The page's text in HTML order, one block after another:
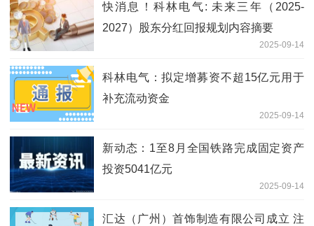
快消息！科林电气: 未来三年（2025-
2027）股东分红回报规划内容摘要
2025-09-14
科林电气：拟定增募资不超15亿元用于
补充流动资金
2025-09-14
新动态：1至8月全国铁路完成固定资产
投资5041亿元
2025-09-14
汇达（广州）首饰制造有限公司成立 注